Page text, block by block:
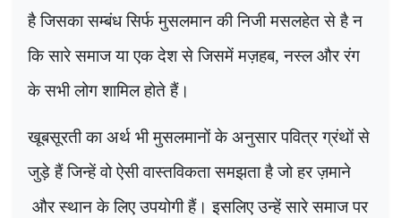
है जिसका सम्बंध सिर्फ मुसलमान की निजी मसलहेत से है न
कि सारे समाज या एक देश से जिसमें मज़हब,नस्ल और रंग
के सभी लोग शामिल होते हैं।
खूबसूरती का अर्थ भी मुसलमानों के अनुसार पवित्र ग्रंथों से
जुड़े हैं जिन्हें वो ऐसी वास्तविकता समझता है जो हर ज़माने
और स्थान के लिए उपयोगी हैं। इसलिए उन्हें सारे समाज पर